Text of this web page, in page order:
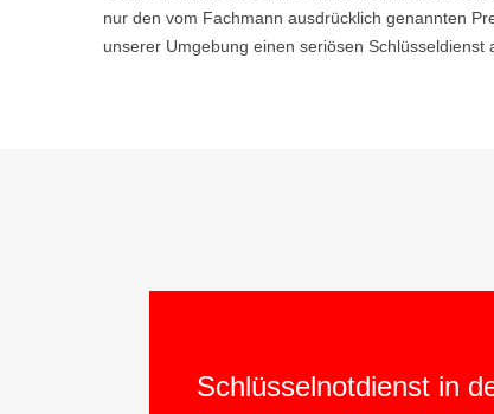
nur den vom Fachmann ausdrücklich genannten
unserer Umgebung einen seriösen
Schlüsselnotdienst in